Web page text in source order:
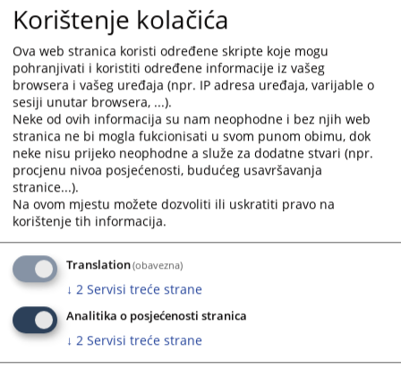
calendar
and
select
a
date.
Press
the
question
mark
key
to
get
the
keyboard
shortcuts
for
changing
dates.
calendar
and
select
a
date.
Press
the
question
mark
key
to
get
the
shortcuts
for
changing
dates.
25.04.2025.
Odluka o poništenju postupka javne nabave električne
energije
25.04.2025.
Odluka o poništenju postupka javne nabave- komunalne
usluge
03.04.2025.
Odluka o javnoj nabavi usluga el.energije
03.04.2025.
Odluka o javnoj nabavi komunalnih usluga
Korištenje kolačića
Ova web stranica koristi određene skripte koje mogu
pohranjivati i koristiti određene informacije iz vašeg
browsera i vašeg uređaja (npr. IP adresa uređaja, varijable o
sesiji unutar browsera, ...).
Neke od ovih informacija su nam neophodne i bez njih web
stranica ne bi mogla fukcionisati u svom punom obimu, dok
neke nisu prijeko neophodne a služe za dodatne stvari (npr.
procjenu nivoa posjećenosti, budućeg usavršavanja
stranice...).
Na ovom mjestu možete dozvoliti ili uskratiti pravo na
korištenje tih informacija.
Translation(obavezna)
↓ 2 Servisi treće strane
Analitika o posjećenosti stranica
↓ 2 Servisi treće strane